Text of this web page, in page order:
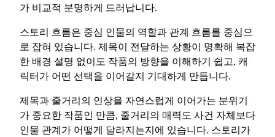
가 비교적 분명하게 드러납니다.
스토리 흐름은 중심 인물의 역할과 관계 흐름를 중심으
로 잡혀 있습니다. 제목이 전달하는 상황이 명확해 복잡
한 배경 설명 없이도 작품의 방향을 이해하기 쉽고, 캐
릭터가 어떤 선택을 이어갈지 기대하게 만듭니다.
제목과 줄거리의 인상을 자연스럽게 이어가는 분위기
가 중요한 작품인 만큼, 줄거리의 매력도 사건 자체보다
인물 관계가 어떻게 달라지는지에 있습니다. 스토리가